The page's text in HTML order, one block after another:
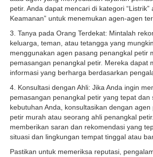
petir. Anda dapat mencari di kategori “Listrik”
Keamanan” untuk menemukan agen-agen
3. Tanya pada Orang Terdekat: Mintalah
keluarga, teman, atau tetangga yang
menggunakan agen pasang penangkal petir
pemasangan penangkal petir. Mereka dapat
informasi yang berharga berdasarkan
4. Konsultasi dengan Ahli: Jika Anda ingin
pemasangan penangkal petir yang tepat dan
kebutuhan Anda, konsultasikan dengan
petir murah atau seorang ahli penangkal
memberikan saran dan rekomendasi yang
situasi dan lingkungan tempat tinggal atau
Pastikan untuk memeriksa reputasi,